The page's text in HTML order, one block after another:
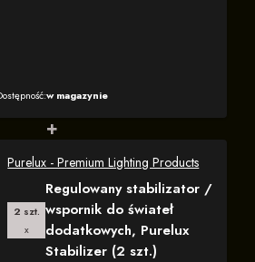
w magazynie
+
Purelux - Premium Lighting Products
2 szt.
x
Regulowany stabilizator /
wspornik do świateł
dodatkowych, Purelux
Stabilizer (2 szt.)